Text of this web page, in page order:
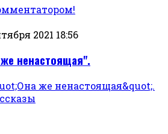
2021 18:56
ненастоящая".